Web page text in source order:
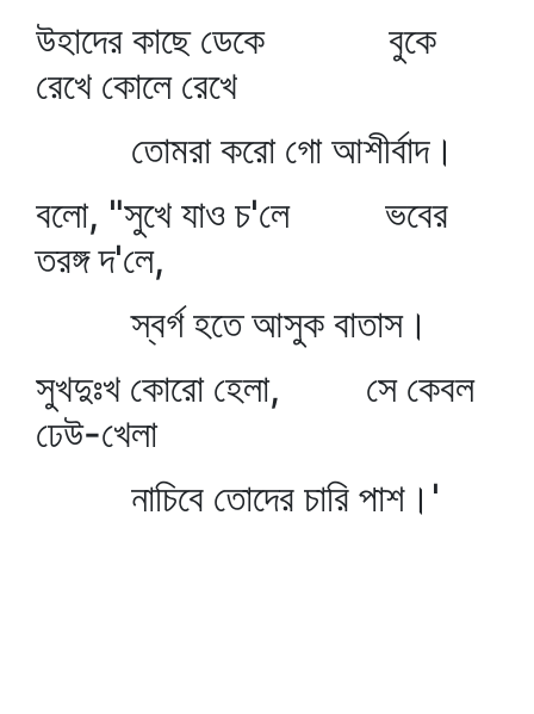
উহাদের কাছে ডেকে বুকে
রেখে কোলে রেখে
তোমরা করো গো আশীর্বাদ।
বলো, "সুখে যাও চ'লে ভবের
তরঙ্গ দ'লে,
স্বর্গ হতে আসুক বাতাস।
সুখদুঃখ কোরো হেলা, সে কেবল
ঢেউ-খেলা
নাচিবে তোদের চারি পাশ।'